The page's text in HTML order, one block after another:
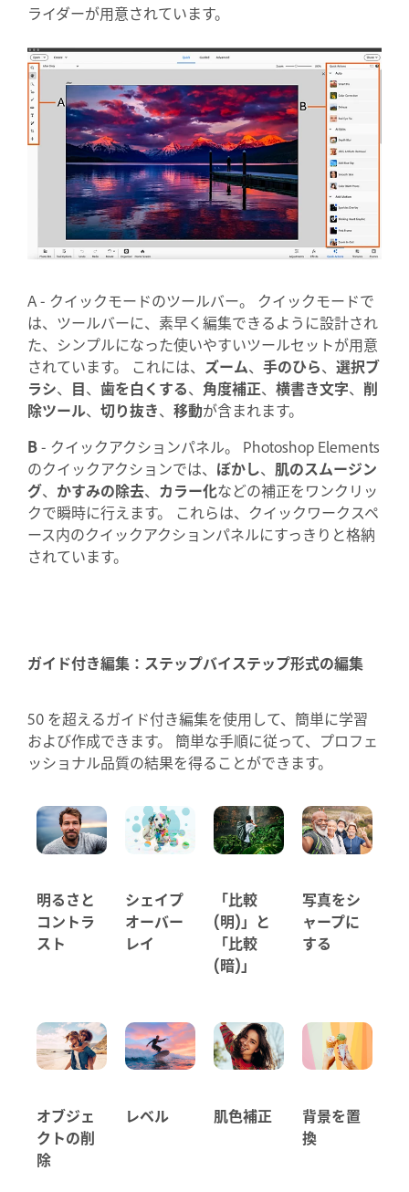
ライダーが用意されています。
A- クイックモードのツールバー。 クイックモードで
は、ツールバーに、素早く編集できるように設計され
た、シンプルになった使いやすいツールセットが用意
されています。 これには、 ズーム、 手のひら、 選択ブ
ラシ、 目、 歯を白くする、 角度補正、 横書き文字、 削
除ツール、 切り抜き、 移動が含まれます。
B- クイックアクションパネル。 Photoshop Elements
のクイックアクションでは、 ぼかし、 肌のスムージン
グ、 かすみの除去、 カラー化などの補正をワンクリッ
クで瞬時に行えます。 これらは、クイックワークスペ
ース内のクイックアクションパネルにすっきりと格納
されています。
ガイド付き編集：ステップバイステップ形式の編集
50 を超えるガイド付き編集を使用して、簡単に学習
および作成できます。 簡単な手順に従って、プロフェ
ッショナル品質の結果を得ることができます。
明るさと
コントラ
スト
シェイプ
オーバー
レイ
「比較
(明)」と
「比較
(暗)」
写真をシ
ャープに
する
オブジェ
クトの削
除
レベル 肌色補正
背景を置
換